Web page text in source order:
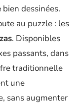
bien dessinées.
au puzzle : les
. Disponibles
passants, dans
traditionnelle
une
sans augmenter